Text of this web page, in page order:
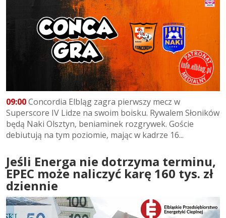
09:00Concordia Elbląg zagra pierwszy mecz w
Superscore IV Lidze na swoim boisku. Rywalem Słoników
będą Naki Olsztyn, beniaminek rozgrywek. Goście
debiutują na tym poziomie, mając w kadrze 16...
Jeśli Energa nie dotrzyma terminu,
EPEC może naliczyć karę 160 tys. zł
dziennie